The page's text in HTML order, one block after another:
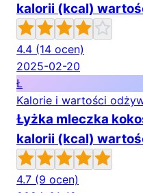
kalorii (kcal)
4.4 (14 ocen)
2025-02-20
Ł
Kalorie i wartości
Łyżka mleczka
kalorii (kcal)
4.7 (9 ocen)